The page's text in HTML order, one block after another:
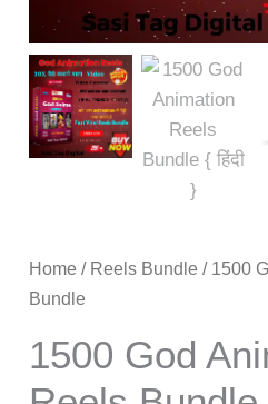
Home / Reels Bundle / 1500
Bundle
1500 God